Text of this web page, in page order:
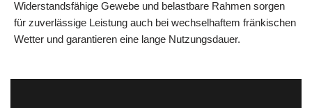
Widerstandsfähige Gewebe und belastbare Rahmen sorgen
für zuverlässige Leistung auch bei wechselhaftem fränkischen
Wetter und garantieren eine lange Nutzungsdauer.